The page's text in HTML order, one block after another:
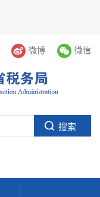
微博 微信